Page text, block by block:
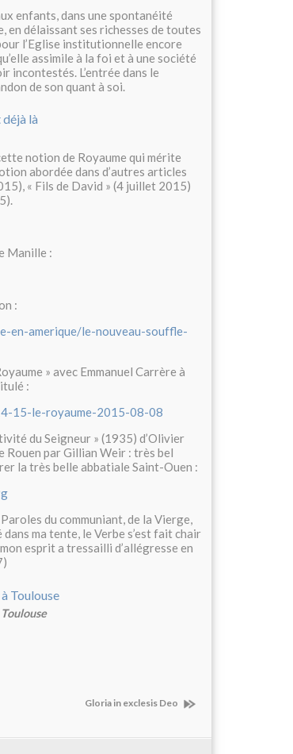
enfants, dans une spontanéité
en délaissant ses richesses de toutes
l’Eglise institutionnelle encore
assimile à la foi et à une société
incontestés. L’entrée dans le
de son quant à soi.
notion de Royaume qui mérite
abordée dans d’autres articles
« Fils de David » (4 juillet 2015)
Manille :
:
amerique/le-nouveau-souffle-
» avec Emmanuel Carrère à
:
15-le-royaume-2015-08-08
du Seigneur » (1935) d’Olivier
Rouen par Gillian Weir : très bel
la très belle abbatiale Saint-Ouen :
du communiant, de la Vierge,
ma tente, le Verbe s’est fait chair
esprit a tressailli d’allégresse en
Gloria in exclesis Deo